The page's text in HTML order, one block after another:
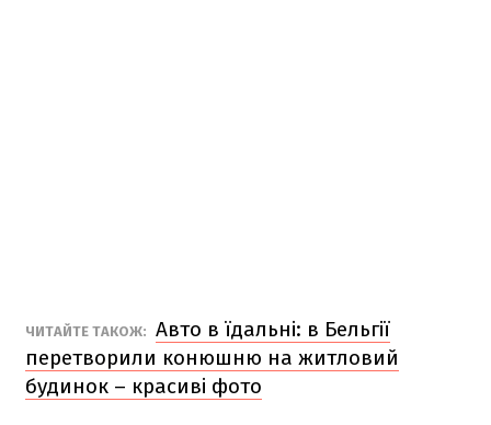
ЧИТАЙТЕ ТАКОЖ: Авто в їдальні: в Бельгії
перетворили конюшню на житловий
будинок – красиві фото